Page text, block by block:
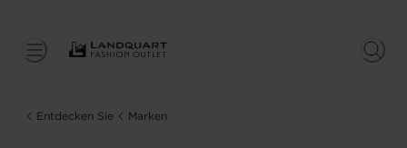
Entdecken Sie Marken